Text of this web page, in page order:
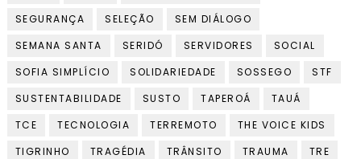
SEGURANÇA
SELEÇÃO
SEM DIÁLOGO
SEMANA SANTA
SERIDÓ SERVIDORES
SOCIAL
SOFIA SIMPLÍCIO
SOLIDARIEDADE SOSSEGO
STF
SUSTENTABILIDADE
SUSTO TAPEROÁ
TAUÁ
TCE
TECNOLOGIA TERREMOTO
THE VOICE KIDS
TIGRINHO
TRAGÉDIA TRÂNSITO TRAUMA
TRE